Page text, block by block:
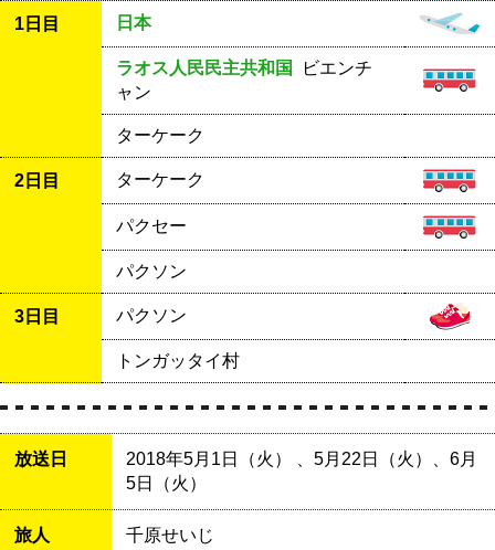
1日目 日本
ラオス人民民主共和国
ビエンチ
ャン
ターケーク
2日目 ターケーク
パクセー
パクソン
3日目 パクソン
トンガッタイ村
放送日
2018年5月1日（火） 、5月22日（火）、6月
5日（火）
旅人 千原せいじ